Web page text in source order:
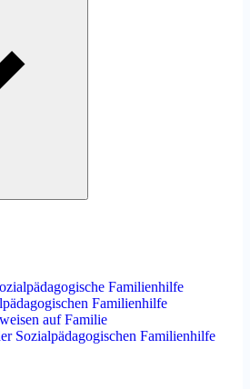
Familienhilfe
Familienhilfe
auf Familie
Sozialpädagogischen Familienhilfe